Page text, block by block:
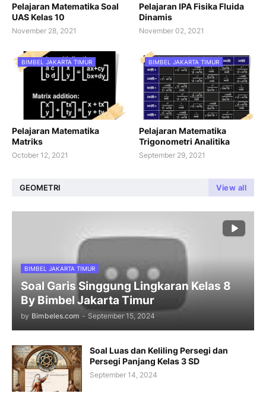
Pelajaran Matematika Soal
UAS Kelas 10
November 28, 2021
Pelajaran IPA Fisika Fluida
Dinamis
November 02, 2021
BIMBEL JAKARTA TIMUR
Pelajaran Matematika
Matriks
October 12, 2021
BIMBEL JAKARTA TIMUR
Pelajaran Matematika
Trigonometri Analitika
September 29, 2021
GEOMETRI View all
BIMBEL JAKARTA TIMUR
Soal Garis Singgung Lingkaran Kelas 8
By Bimbel Jakarta Timur
by Bimbeles.com - September 15, 2024
Soal Luas dan Keliling Persegi dan
Persegi Panjang Kelas 3 SD
September 14, 2024